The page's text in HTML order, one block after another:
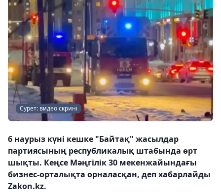
Сурет: видео скрині
6 наурыз күні кешке "Байтақ" жасылдар
партиясының республикалық штабында өрт
шықты. Кеңсе Мәңгілік 30 мекенжайындағы
бизнес-орталықта орналасқан, деп хабарлайды
Zakon.kz.